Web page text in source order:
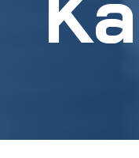
ENDÜSTRI